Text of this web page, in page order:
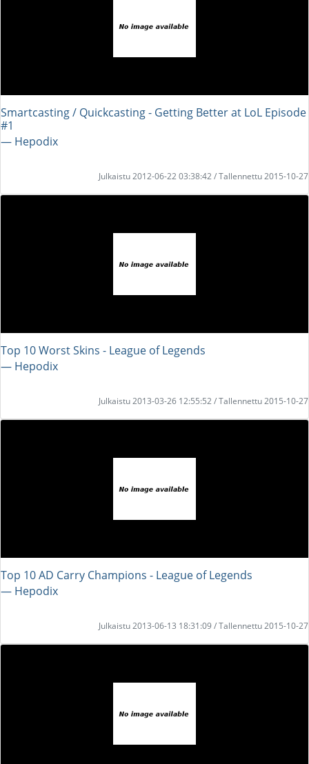
Smartcasting / Quickcasting - Getting Better at LoL Episode
#1
― Hepodix
Julkaistu 2012-06-22 03:38:42 / Tallennettu 2015-10-27
Top 10 Worst Skins - League of Legends
― Hepodix
Julkaistu 2013-03-26 12:55:52 / Tallennettu 2015-10-27
Top 10 AD Carry Champions - League of Legends
― Hepodix
Julkaistu 2013-06-13 18:31:09 / Tallennettu 2015-10-27